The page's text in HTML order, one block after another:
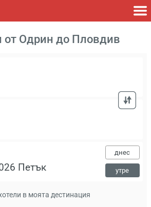
от Одрин до Пловдив
днес
утре
в моята дестинация